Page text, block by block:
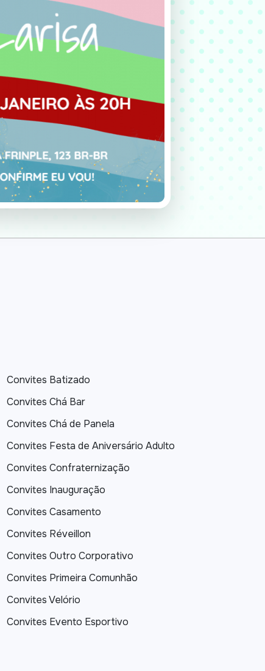
Convites Batizado
Convites Chá Bar
Convites Chá de Panela
Convites Festa de Aniversário Adulto
Convites Confraternização
Convites Inauguração
Convites Casamento
Convites Réveillon
Convites Outro Corporativo
Convites Primeira Comunhão
Convites Velório
Convites Evento Esportivo